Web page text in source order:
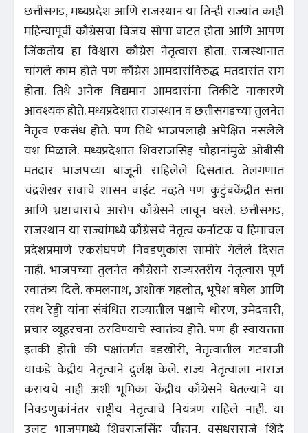
छत्तीसगड, मध्यप्रदेश आणि राजस्थान या तिन्ही राज्यांत काही
महिन्यापूर्वी काँग्रेसचा विजय सोपा वाटत होता आणि आपण
जिंकतोय हा विश्वास काँग्रेस नेतृत्वास होता. राजस्थानात
चांगले काम होते पण काँग्रेस आमदारांविरुद्ध मतदारांत राग
होता. तिथे अनेक विद्यमान आमदारांना तिकीटे नाकारणे
आवश्यक होते. मध्यप्रदेशात राजस्थान व छत्तीसगडच्या तुलनेत
नेतृत्व एकसंध होते. पण तिथे भाजपलाही अपेक्षित नसलेले
यश मिळाले. मध्यप्रदेशात शिवराजसिंह चौहानांमुळे ओबीसी
मतदार भाजपच्या बाजूंनी राहिलेले दिसतात. तेलंगणात
चंद्रशेखर रावांचे शासन वाईट नव्हते पण कुटुंबकेंद्रीत सत्ता
आणि भ्रष्टाचाराचे आरोप काँग्रेसने लावून घरले. छत्तीसगड,
राजस्थान या राज्यांमध्ये काँग्रेसचे नेतृत्व कर्नाटक व हिमाचल
प्रदेशप्रमाणे एकसंघपणे निवडणुकांस सामोरे गेलेले दिसत
नाही. भाजपच्या तुलनेत काँग्रेसने राज्यस्तरीय नेतृत्वास पूर्ण
स्वातंत्र्य दिले. कमलनाथ, अशोक गहलोत, भूपेश बघेल आणि
रवंथ रेड्डी यांना संबंधित राज्यातील पक्षाचे धोरण, उमेदवारी,
प्रचार व्यूहरचना ठरविण्याचे स्वातंत्र्य होते. पण ही स्वायत्तता
इतकी होती की पक्षांतर्गत बंडखोरी, नेतृत्वातील गटबाजी
याकडे केंद्रीय नेतृत्वाने दुर्लक्ष केले. राज्य नेतृत्वाला नाराज
करायचे नाही अशी भूमिका केंद्रीय काँग्रेसने घेतल्याने या
निवडणुकांनंतर राष्ट्रीय नेतृत्वाचे नियंत्रण राहिले नाही. या